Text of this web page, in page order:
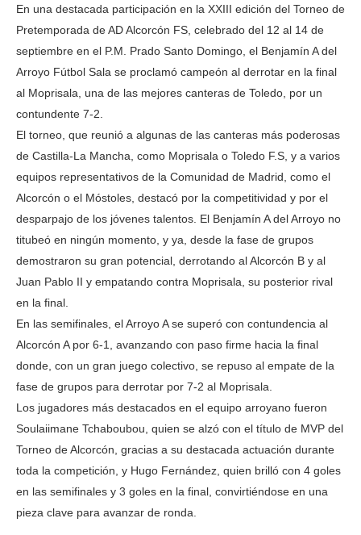
En una destacada participación en la XXIII edición del Torneo de
Pretemporada de AD Alcorcón FS, celebrado del 12 al 14 de
septiembre en el P.M. Prado Santo Domingo, el Benjamín A del
Arroyo Fútbol Sala se proclamó campeón al derrotar en la final
al Moprisala, una de las mejores canteras de Toledo, por un
contundente 7-2.
El torneo, que reunió a algunas de las canteras más poderosas
de Castilla-La Mancha, como Moprisala o Toledo F.S, y a varios
equipos representativos de la Comunidad de Madrid, como el
Alcorcón o el Móstoles, destacó por la competitividad y por el
desparpajo de los jóvenes talentos. El Benjamín A del Arroyo no
titubeó en ningún momento, y ya, desde la fase de grupos
demostraron su gran potencial, derrotando al Alcorcón B y al
Juan Pablo II y empatando contra Moprisala, su posterior rival
en la final.
En las semifinales, el Arroyo A se superó con contundencia al
Alcorcón A por 6-1, avanzando con paso firme hacia la final
donde, con un gran juego colectivo, se repuso al empate de la
fase de grupos para derrotar por 7-2 al Moprisala.
Los jugadores más destacados en el equipo arroyano fueron
Soulaiimane Tchaboubou, quien se alzó con el título de MVP del
Torneo de Alcorcón, gracias a su destacada actuación durante
toda la competición, y Hugo Fernández, quien brilló con 4 goles
en las semifinales y 3 goles en la final, convirtiéndose en una
pieza clave para avanzar de ronda.